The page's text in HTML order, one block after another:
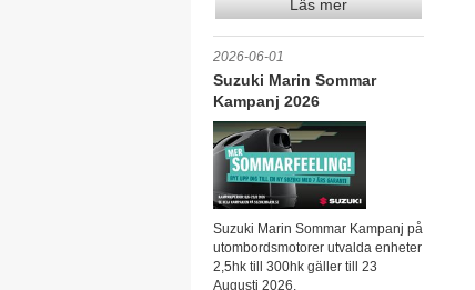
Läs mer
2026-06-01
Suzuki Marin Sommar
Kampanj 2026
Suzuki Marin Sommar Kampanj på
utombordsmotorer utvalda enheter
2,5hk till 300hk gäller till 23
Augusti 2026.